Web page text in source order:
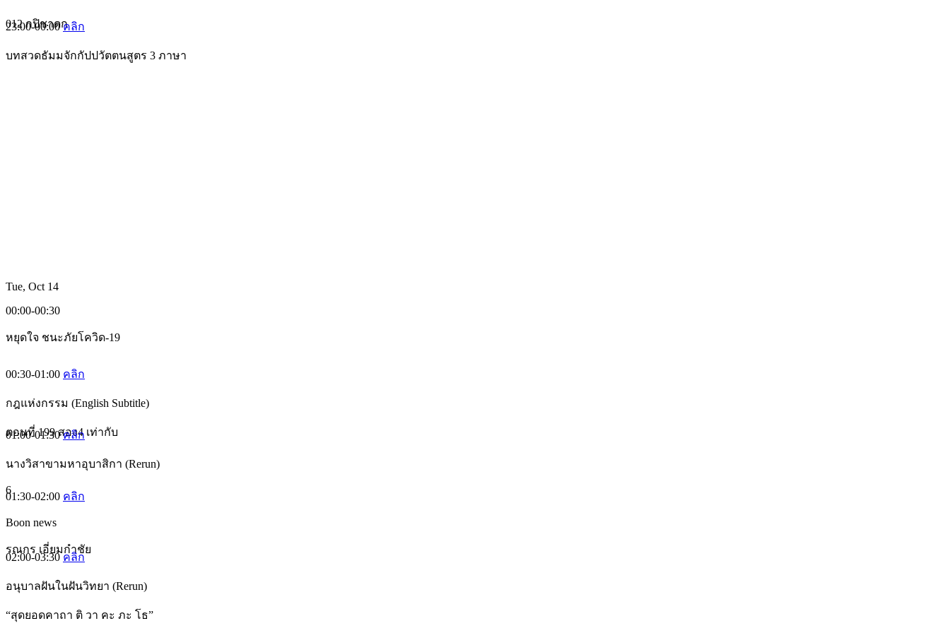
012 กปิชาดก
23:00-00:00คลิก
บทสวดธัมมจักกัปปวัตตนสูตร 3 ภาษา
Tue, Oct 14
00:00-00:30
หยุดใจ ชนะภัยโควิด-19
00:30-01:00 คลิก
กฎแห่งกรรม (English Subtitle)
ตอนที่ 199 สอง4 เท่ากับ
01:00-01:30คลิก
นางวิสาขามหาอุบาสิกา (Rerun)
6
01:30-02:00 คลิก
Boon news
รณกร เอี่ยมกำชัย
02:00-03:30คลิก
อนุบาลฝันในฝันวิทยา (Rerun)
“สุดยอดคาถา ติ วา คะ ภะ โธ”